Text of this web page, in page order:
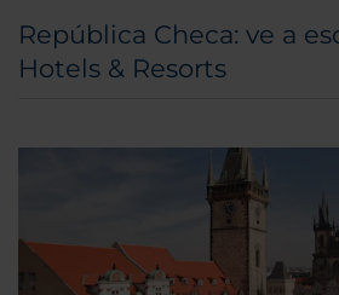
República Checa: ve a
Hotels & Resorts